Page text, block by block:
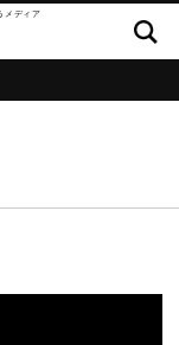
メディア